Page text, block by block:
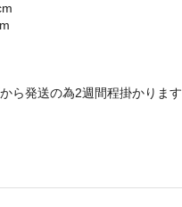
ら発送の為2週間程掛かります